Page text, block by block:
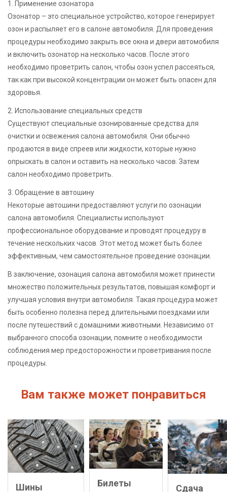
1. Применение озонатора
Озонатор – это специальное устройство, которое генерирует
озон и распыляет его в салоне автомобиля. Для проведения
процедуры необходимо закрыть все окна и двери автомобиля
и включить озонатор на несколько часов. После этого
необходимо проветрить салон, чтобы озон успел рассеяться,
так как при высокой концентрации он может быть опасен для
здоровья.
2. Использование специальных средств
Существуют специальные озонированные средства для
очистки и освежения салона автомобиля. Они обычно
продаются в виде спреев или жидкости, которые нужно
опрыскать в салон и оставить на несколько часов. Затем
салон необходимо проветрить.
3. Обращение в автошину
Некоторые автошини предоставляют услуги по озонации
салона автомобиля. Специалисты используют
профессиональное оборудование и проводят процедуру в
течение нескольких часов. Этот метод может быть более
эффективным, чем самостоятельное проведение озонации.
В заключение, озонация салона автомобиля может принести
множество положительных результатов, повышая комфорт и
улучшая условия внутри автомобиля. Такая процедура может
быть особенно полезна перед длительными поездками или
после путешествий с домашними животными. Независимо от
выбранного способа озонации, помните о необходимости
соблюдения мер предосторожности и проветривания после
процедуры.
Вам также может понравиться
Шины
Билеты
Сдача